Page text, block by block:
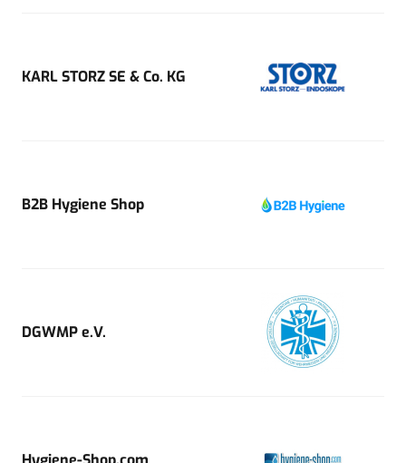
KARL STORZ SE & Co. KG
B2B Hygiene Shop
DGWMP e.V.